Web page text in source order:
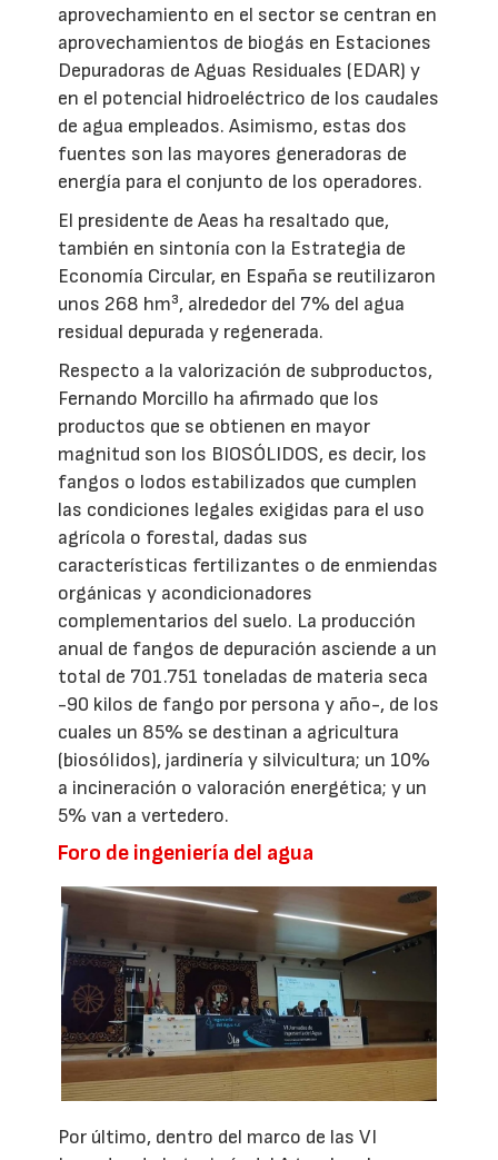
aprovechamiento en el sector se centran en
aprovechamientos de biogás en Estaciones
Depuradoras de Aguas Residuales (EDAR) y
en el potencial hidroeléctrico de los caudales
de agua empleados. Asimismo, estas dos
fuentes son las mayores generadoras de
energía para el conjunto de los operadores.
El presidente de Aeas ha resaltado que,
también en sintonía con la Estrategia de
Economía Circular, en España se reutilizaron
unos 268 hm³, alrededor del 7% del agua
residual depurada y regenerada.
Respecto a la valorización de subproductos,
Fernando Morcillo ha afirmado que los
productos que se obtienen en mayor
magnitud son los BIOSÓLIDOS, es decir, los
fangos o lodos estabilizados que cumplen
las condiciones legales exigidas para el uso
agrícola o forestal, dadas sus
características fertilizantes o de enmiendas
orgánicas y acondicionadores
complementarios del suelo. La producción
anual de fangos de depuración asciende a un
total de 701.751 toneladas de materia seca
-90 kilos de fango por persona y año-, de los
cuales un 85% se destinan a agricultura
(biosólidos), jardinería y silvicultura; un 10%
a incineración o valoración energética; y un
5% van a vertedero.
Foro de ingeniería del agua
Por último, dentro del marco de las VI